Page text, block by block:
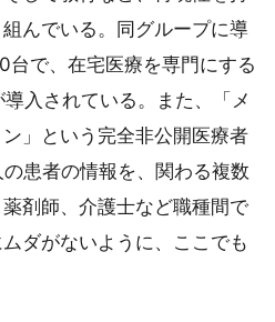
んでいる。同グループに導
で、在宅医療を専門にする
入されている。また、「メ
」という完全非公開医療者
患者の情報を、関わる複数
剤師、介護士など職種間で
ダがないように、ここでも